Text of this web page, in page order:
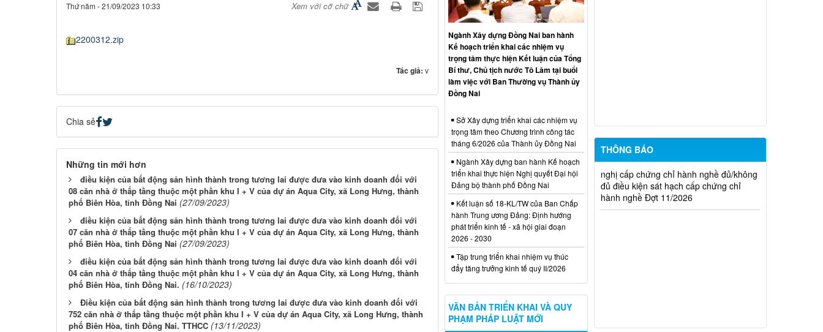
Thứ năm - 21/09/2023 10:33 Xem với cỡ chữ
2200312.zip
Tác giả: v
Chia sẻ
Những tin mới hơn
điều kiện của bất động sản hình thành trong tương lai được đưa vào kinh doanh đối với
08 căn nhà ở thấp tầng thuộc một phần khu I + V của dự án Aqua City, xã Long Hưng, thành
phố Biên Hòa, tỉnh Đồng Nai (27/09/2023)
điều kiện của bất động sản hình thành trong tương lai được đưa vào kinh doanh đối với
07 căn nhà ở thấp tầng thuộc một phần khu I + V của dự án Aqua City, xã Long Hưng, thành
phố Biên Hòa, tỉnh Đồng Nai (27/09/2023)
điều kiện của bất động sản hình thành trong tương lai được đưa vào kinh doanh đối với
04 căn nhà ở thấp tầng thuộc một phần khu I + V của dự án Aqua City, xã Long Hưng, thành
phố Biên Hòa, tỉnh Đồng Nai. (16/10/2023)
Điều kiện của bất động sản hình thành trong tương lai được đưa vào kinh doanh đối với
752 căn nhà ở thấp tầng thuộc một phần khu I + V của dự án Aqua City, xã Long Hưng, thành
phố Biên Hòa, tỉnh Đồng Nai. TTHCC (13/11/2023)
THÔNG BÁO
Thông báo kết quả đánh giá hồ sơ đề
nghị cấp chứng chỉ hành nghề đủ/không
đủ điều kiện sát hạch cấp chứng chỉ
hành nghề Đợt 11/2026
Ngành Xây dựng Đồng Nai ban hành
Kế hoạch triển khai các nhiệm vụ
trọng tâm thực hiện Kết luận của Tổng
Bí thư, Chủ tịch nước Tô Lâm tại buổi
làm việc với Ban Thường vụ Thành ủy
Đồng Nai
Sở Xây dựng triển khai các nhiệm vụ
trọng tâm theo Chương trình công tác
tháng 6/2026 của Thành ủy Đồng Nai
Ngành Xây dựng ban hành Kế hoạch
triển khai thực hiện Nghị quyết Đại hội
Đảng bộ thành phố Đồng Nai
Kết luận số 18-KL/TW của Ban Chấp
hành Trung ương Đảng: Định hướng
phát triển kinh tế - xã hội giai đoạn
2026 - 2030
Tập trung triển khai nhiệm vụ thúc
đẩy tăng trưởng kinh tế quý II/2026
VĂN BẢN TRIỂN KHAI VÀ QUY
PHẠM PHÁP LUẬT MỚI